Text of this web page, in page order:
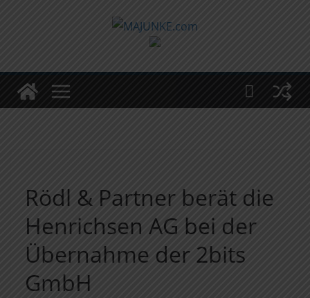
Rödl & Partner berät die
Henrichsen AG bei der
Über­nahme​ ​der 2bits
GmbH